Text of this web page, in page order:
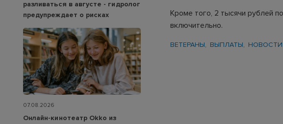
Кроме того, 2 тысячи рублей
включительно.
ВЕТЕРАНЫ ВЫПЛАТЫ
разливаться в августе - гидролог
предупреждает о рисках
07.08.2026
Онлайн-кинотеатр Okko из